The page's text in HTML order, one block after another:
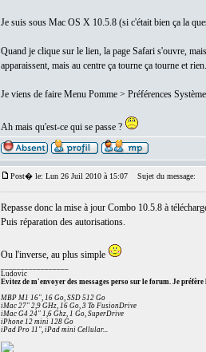
Je suis sous Mac OS X 10.5.8 (si c'était bien ça la
Quand je clique sur le lien, la page Safari s'ouvre,
apparaissent, mais au centre ça tourne ça tourne et
Je viens de faire Menu Pomme > Préférences
Ah mais qu'est-ce qui se passe ?
Post� le: Lun 26 Juil 2010 à 15:07 Sujet du message:
Repasse donc la mise à jour Combo 10.5.8 à
Puis réparation des autorisations.
Ou l'inverse, au plus simple
Ludovic
Evitez de m'envoyer des messages perso sur le forum. Je préfère
MBP M1 16", 16 Go, SSD 512 Go
iMac 27" 2,9 GHz, 16 Go, 3 To FusionDrive
iMac G4 24" 1,6 Ghz, 1 Go, SuperDrive
iPhone 12 mini 128 Go
iPad Pro 11", iPad mini Cellular...